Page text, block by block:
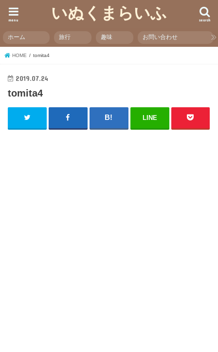
いぬくまらいふ search
menu
ホーム 旅行 趣味 お問い合わせ
HOME tomita4
2019.07.24
tomita4
LINE